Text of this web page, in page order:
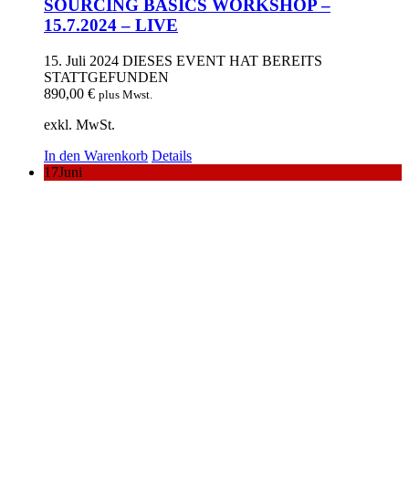
SOURCING BASICS WORKSHOP –
15.7.2024 – LIVE
15. Juli 2024 DIESES EVENT HAT BEREITS
STATTGEFUNDEN
890,00 € plus Mwst.
exkl. MwSt.
In den Warenkorb Details
17Juni